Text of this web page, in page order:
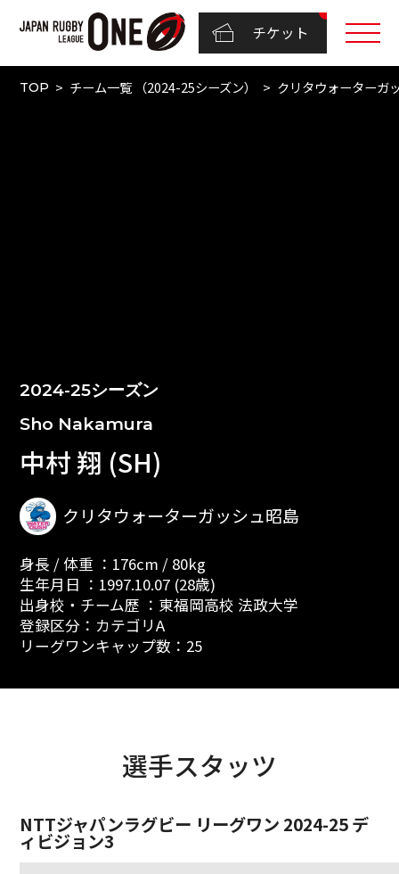
チケット
TOP チーム一覧 （2024-25シーズン） クリタウォーターガ
2024-25シーズン
Sho Nakamura
中村 翔 (SH)
クリタウォーターガッシュ昭島
身長 / 体重 ：176cm / 80kg
生年月日 ：1997.10.07 (28歳)
出身校・チーム歴 ：東福岡高校 法政大学
登録区分：カテゴリA
リーグワンキャップ数：25
選手スタッツ
NTTジャパンラグビー リーグワン 2024-25 デ
ィビジョン3